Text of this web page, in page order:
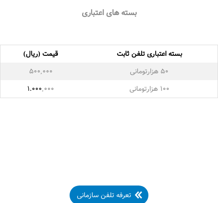
بسته های اعتباری
بسته اعتباری تلفن ثابت
قیمت (ریال)
۵۰ هزارتومانی
۵۰۰,۰۰۰
۱۰۰ هزارتومانی
۱.۰۰۰,۰۰۰
تعرفه تلفن سازمانی